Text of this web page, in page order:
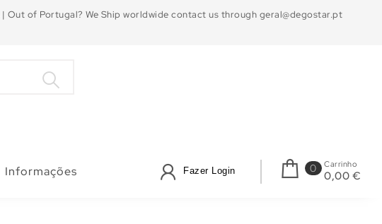
of Portugal? We Ship worldwide contact us through geral@degostar.pt
Informações Fazer Login 0 Carrinho
0,00 €